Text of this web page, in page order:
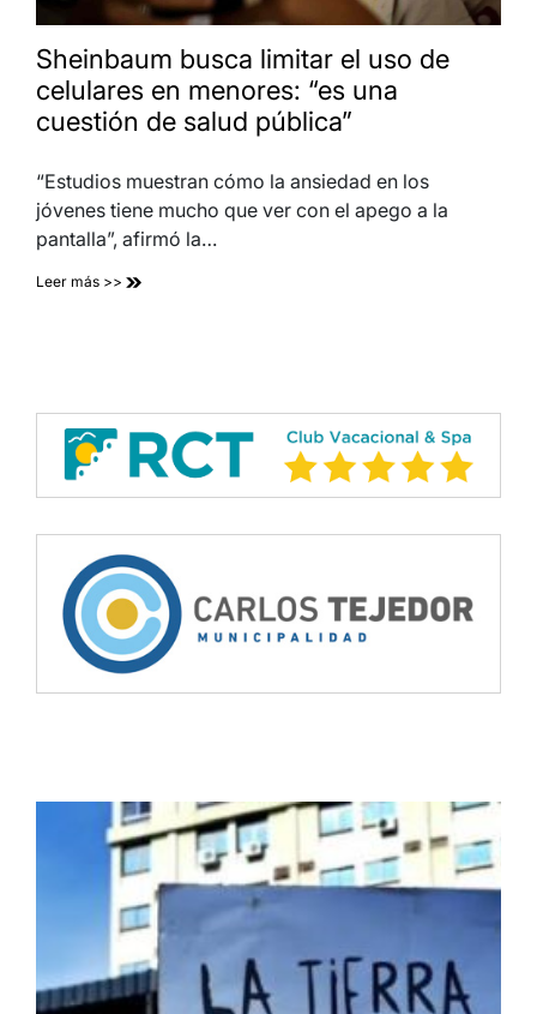
Sheinbaum busca limitar el uso de
celulares en menores: “es una
cuestión de salud pública”
“Estudios muestran cómo la ansiedad en los
jóvenes tiene mucho que ver con el apego a la
pantalla”, afirmó la…
Leer más >>